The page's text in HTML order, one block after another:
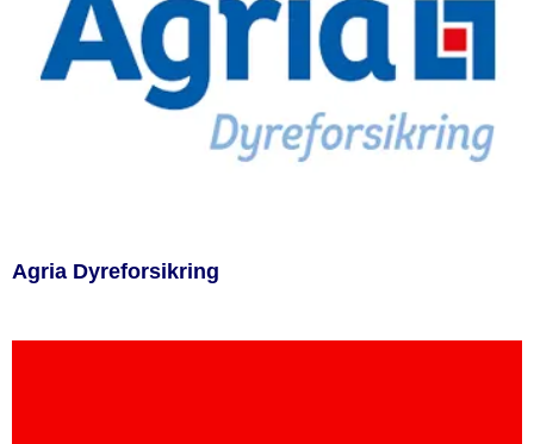
Agria Dyreforsikring